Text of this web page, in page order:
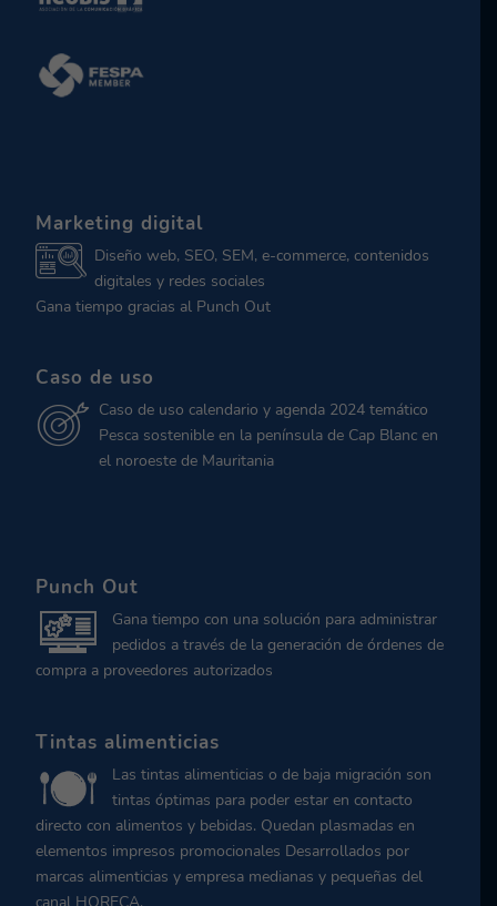
Marketing digital
Diseño web, SEO, SEM, e-commerce, contenidos
digitales y redes sociales
Gana tiempo gracias al Punch Out
Caso de uso
Caso de uso calendario y agenda 2024 temático
Pesca sostenible en la península de Cap Blanc en
el noroeste de Mauritania
Punch Out
Gana tiempo con una solución para administrar
pedidos a través de la generación de órdenes de
compra a proveedores autorizados
Tintas alimenticias
Las tintas alimenticias o de baja migración son
tintas óptimas para poder estar en contacto
directo con alimentos y bebidas. Quedan plasmadas en
elementos impresos promocionales Desarrollados por
marcas alimenticias y empresa medianas y pequeñas del